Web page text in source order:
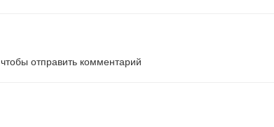
чтобы отправить комментарий